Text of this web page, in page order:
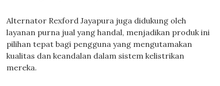
Alternator Rexford Jayapura juga didukung oleh
layanan purna jual yang handal, menjadikan produk ini
pilihan tepat bagi pengguna yang mengutamakan
kualitas dan keandalan dalam sistem kelistrikan
mereka.